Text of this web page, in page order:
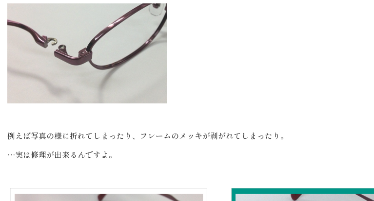
例えば写真の様に折れてしまったり、フレームのメッキが剥がれてしまったり。
…実は修理が出来るんですよ。